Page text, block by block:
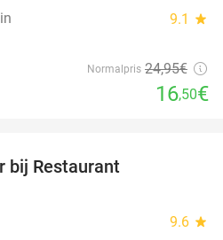
9.1 star
Normalpris 24,95€
16,50€
bij Restaurant
9.6 star